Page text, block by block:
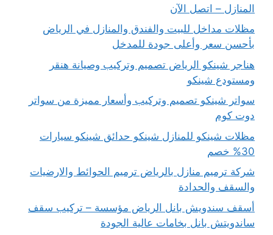
المنازل – اتصل الآن
مظلات مداخل للبيت والفندق والمنازل في الرياض
بأحسن سعر وأعلى جودة للمدخل
هناجر شينكو الرياض تصميم وتركيب وصيانة هنقر
ومستودع شينكو
سواتر شينكو تصميم وتركيب وأسعار مميزة من سواتر
دوت كوم
مظلات شينكو للمنازل شينكو حدائق شينكو سيارات
30% خصم
شركة ترميم منازل بالرياض ترميم الحوائط والارضيات
والسقف والحدادة
أسقف سندويش بانل الرياض مؤسسة – تركيب سقف
ساندويتش بانل بخامات عالية الجودة